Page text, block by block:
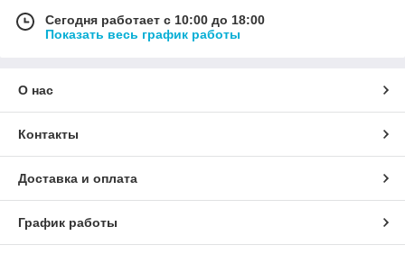
Сегодня работает с 10:00 до 18:00
Показать весь график работы
О нас
Контакты
Доставка и оплата
График работы